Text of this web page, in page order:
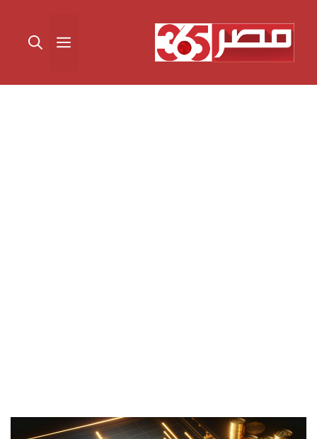
المحتوى القائمة